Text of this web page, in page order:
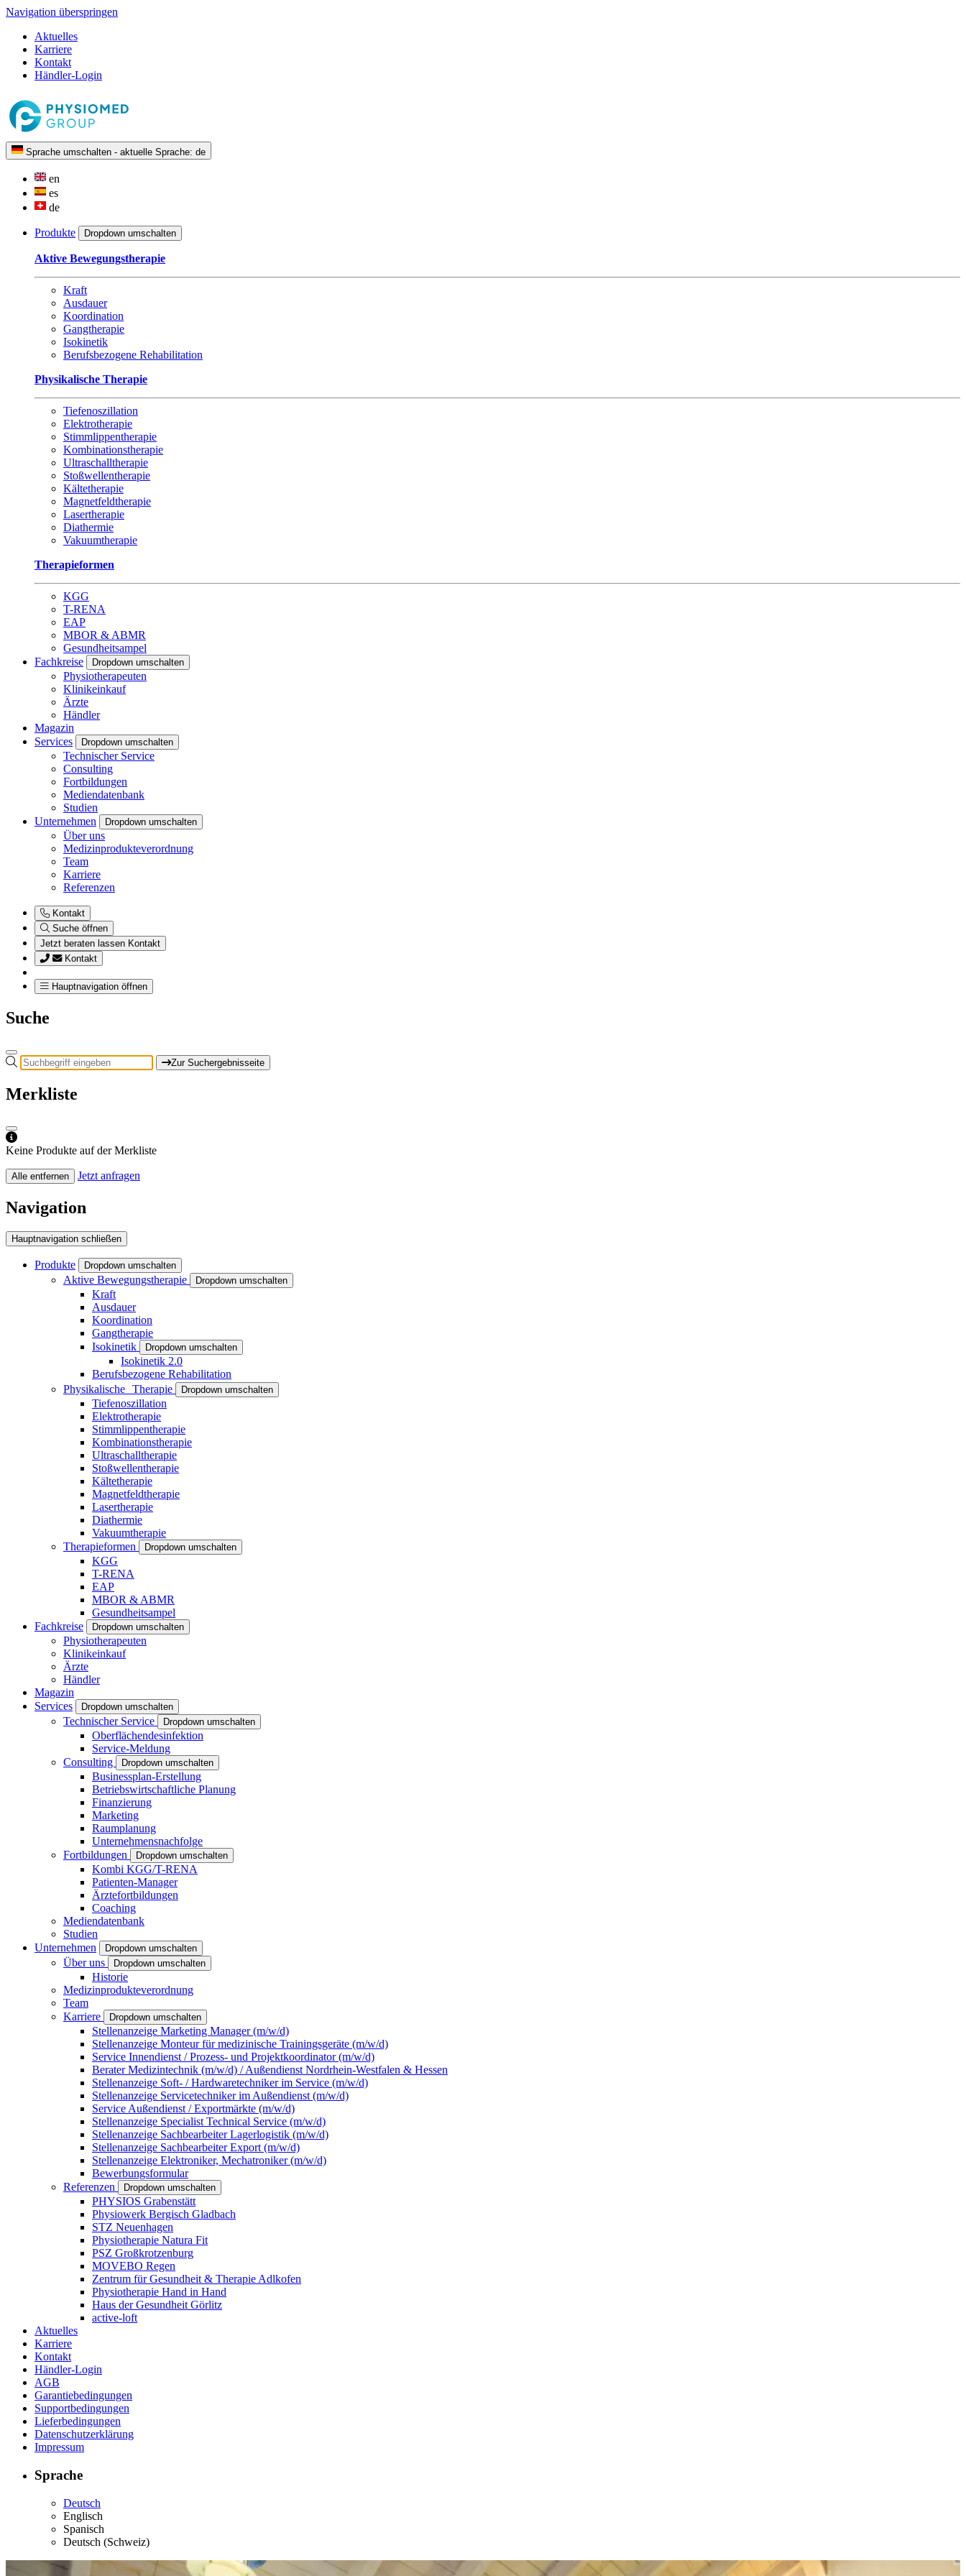
Navigation überspringen
Aktuelles
Karriere
Kontakt
Händler-Login
Sprache umschalten - aktuelle Sprache: de
en
es
de
Produkte Dropdown umschalten
Aktive Bewegungstherapie
Kraft
Ausdauer
Koordination
Gangtherapie
Isokinetik
Berufsbezogene Rehabilitation
Physikalische Therapie
Tiefenoszillation
Elektrotherapie
Stimmlippentherapie
Kombinationstherapie
Ultraschalltherapie
Stoßwellentherapie
Kältetherapie
Magnetfeldtherapie
Lasertherapie
Diathermie
Vakuumtherapie
Therapieformen
KGG
T-RENA
EAP
MBOR & ABMR
Gesundheitsampel
Fachkreise
Dropdown umschalten
Physiotherapeuten
Klinikeinkauf
Ärzte
Händler
Magazin
Services
Dropdown umschalten
Technischer Service
Consulting
Fortbildungen
Mediendatenbank
Studien
Unternehmen
Dropdown umschalten
Über uns
Medizinprodukteverordnung
Team
Karriere
Referenzen
Kontakt
Suche öffnen
Jetzt beraten lassen Kontakt
Kontakt
Hauptnavigation öffnen
Suche
Zur Suchergebnisseite
Merkliste
Keine Produkte auf der Merkliste
Alle entfernen Jetzt anfragen
Navigation
Hauptnavigation schließen
Produkte Dropdown umschalten
Aktive Bewegungstherapie Dropdown umschalten
Kraft
Ausdauer
Koordination
Gangtherapie
Isokinetik
Dropdown umschalten
Isokinetik 2.0
Berufsbezogene Rehabilitation
Physikalische Therapie
Dropdown umschalten
Tiefenoszillation
Elektrotherapie
Stimmlippentherapie
Kombinationstherapie
Ultraschalltherapie
Stoßwellentherapie
Kältetherapie
Magnetfeldtherapie
Lasertherapie
Diathermie
Vakuumtherapie
Therapieformen
Dropdown umschalten
KGG
T-RENA
EAP
MBOR & ABMR
Gesundheitsampel
Fachkreise
Dropdown umschalten
Physiotherapeuten
Klinikeinkauf
Ärzte
Händler
Magazin
Services
Dropdown umschalten
Technischer Service Dropdown umschalten
Oberflächendesinfektion
Service-Meldung
Consulting
Dropdown umschalten
Businessplan-Erstellung
Betriebswirtschaftliche Planung
Finanzierung
Marketing
Raumplanung
Unternehmensnachfolge
Fortbildungen
Dropdown umschalten
Kombi KGG/T-RENA
Patienten-Manager
Ärztefortbildungen
Coaching
Mediendatenbank
Studien
Unternehmen
Dropdown umschalten
Über uns Dropdown umschalten
Historie
Medizinprodukteverordnung
Team
Karriere
Dropdown umschalten
Stellenanzeige Marketing Manager (m/w/d)
Stellenanzeige Monteur für medizinische Trainingsgeräte (m/w/d)
Service Innendienst / Prozess- und Projektkoordinator (m/w/d)
Berater Medizintechnik (m/w/d) / Außendienst Nordrhein-Westfalen & Hessen
Stellenanzeige Soft- / Hardwaretechniker im Service (m/w/d)
Stellenanzeige Servicetechniker im Außendienst (m/w/d)
Service Außendienst / Exportmärkte (m/w/d)
Stellenanzeige Specialist Technical Service (m/w/d)
Stellenanzeige Sachbearbeiter Lagerlogistik (m/w/d)
Stellenanzeige Sachbearbeiter Export (m/w/d)
Stellenanzeige Elektroniker, Mechatroniker (m/w/d)
Bewerbungsformular
Referenzen
Dropdown umschalten
PHYSIOS Grabenstätt
Physiowerk Bergisch Gladbach
STZ Neuenhagen
Physiotherapie Natura Fit
PSZ Großkrotzenburg
MOVEBO Regen
Zentrum für Gesundheit & Therapie Adlkofen
Physiotherapie Hand in Hand
Haus der Gesundheit Görlitz
active-loft
Aktuelles
Karriere
Kontakt
Händler-Login
AGB
Garantiebedingungen
Supportbedingungen
Lieferbedingungen
Datenschutzerklärung
Impressum
Sprache
Deutsch
Englisch
Spanisch
Deutsch (Schweiz)